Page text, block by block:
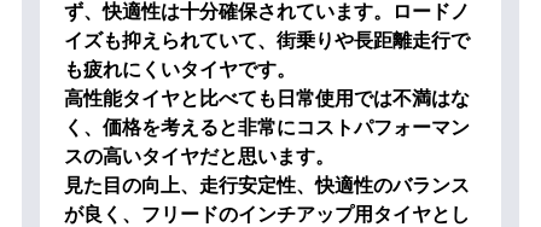
ず、快適性は十分確保されています。ロードノ
イズも抑えられていて、街乗りや長距離走行で
も疲れにくいタイヤです。
高性能タイヤと比べても日常使用では不満はな
く、価格を考えると非常にコストパフォーマン
スの高いタイヤだと思います。
見た目の向上、走行安定性、快適性のバランス
が良く、フリードのインチアップ用タイヤとし